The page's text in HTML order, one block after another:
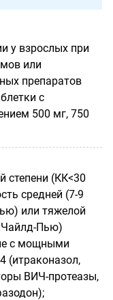
у взрослых при
или
препаратов
с
500 мг, 750
степени (КК<30
средней (7-9
или тяжелой
Чайлд-Пью)
с мощными
(итраконазол,
ВИЧ-протеазы,